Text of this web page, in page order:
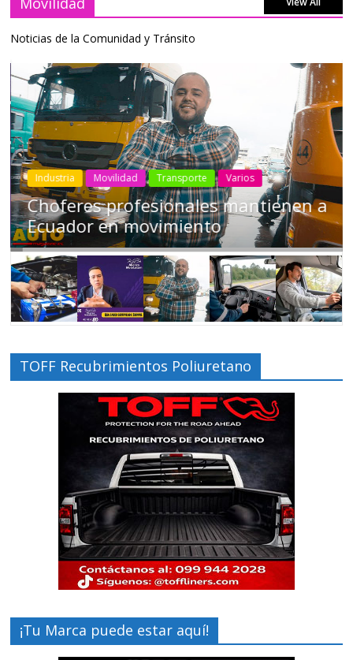
Noticias de la Comunidad y Tránsito
Industria Movilidad Transporte Varios
Choferes profesionales mantienen a
Ecuador en movimiento
TOFF Recubrimientos Poliuretano
¡Tu Marca puede estar aquí!